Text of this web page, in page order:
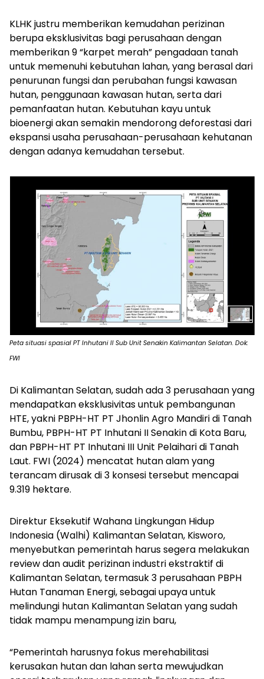
KLHK justru memberikan kemudahan perizinan
berupa eksklusivitas bagi perusahaan dengan
memberikan 9 “karpet merah” pengadaan tanah
untuk memenuhi kebutuhan lahan, yang berasal dari
penurunan fungsi dan perubahan fungsi kawasan
hutan, penggunaan kawasan hutan, serta dari
pemanfaatan hutan. Kebutuhan kayu untuk
bioenergi akan semakin mendorong deforestasi dari
ekspansi usaha perusahaan-perusahaan kehutanan
dengan adanya kemudahan tersebut.
Peta situasi spasial PT Inhutani II Sub Unit Senakin Kalimantan Selatan. Dok:
FWI
Di Kalimantan Selatan, sudah ada 3 perusahaan yang
mendapatkan eksklusivitas untuk pembangunan
HTE, yakni PBPH-HT PT Jhonlin Agro Mandiri di Tanah
Bumbu, PBPH-HT PT Inhutani II Senakin di Kota Baru,
dan PBPH-HT PT Inhutani III Unit Pelaihari di Tanah
Laut. FWI (2024) mencatat hutan alam yang
terancam dirusak di 3 konsesi tersebut mencapai
9.319 hektare.
Direktur Eksekutif Wahana Lingkungan Hidup
Indonesia (Walhi) Kalimantan Selatan, Kisworo,
menyebutkan pemerintah harus segera melakukan
review dan audit perizinan industri ekstraktif di
Kalimantan Selatan, termasuk 3 perusahaan PBPH
Hutan Tanaman Energi, sebagai upaya untuk
melindungi hutan Kalimantan Selatan yang sudah
tidak mampu menampung izin baru,
“Pemerintah harusnya fokus merehabilitasi
kerusakan hutan dan lahan serta mewujudkan